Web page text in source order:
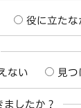
役に立たな
ない 見つ
したか？